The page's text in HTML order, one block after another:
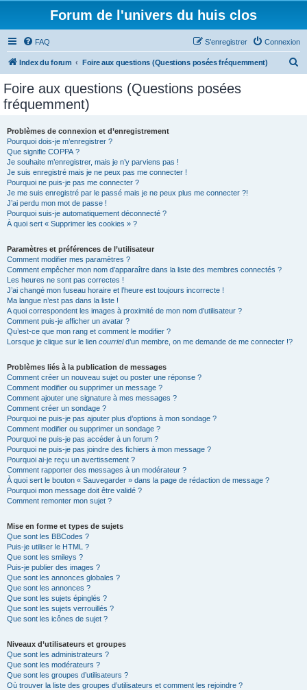
Forum de l'univers du huis clos
FAQ Connexion
S’enregistrer
Index du forum Foire aux questions (Questions posées fréquemment)
Foire aux questions (Questions posées
fréquemment)
Problèmes de connexion et d’enregistrement
Pourquoi dois-je m’enregistrer ?
Que signifie COPPA ?
Je souhaite m’enregistrer, mais je n’y parviens pas !
Je suis enregistré mais je ne peux pas me connecter !
Pourquoi ne puis-je pas me connecter ?
Je me suis enregistré par le passé mais je ne peux plus me connecter ?!
J’ai perdu mon mot de passe !
Pourquoi suis-je automatiquement déconnecté ?
À quoi sert « Supprimer les cookies » ?
Paramètres et préférences de l’utilisateur
Comment modifier mes paramètres ?
Comment empêcher mon nom d’apparaître dans la liste des membres connectés ?
Les heures ne sont pas correctes !
J’ai changé mon fuseau horaire et l’heure est toujours incorrecte !
Ma langue n’est pas dans la liste !
A quoi correspondent les images à proximité de mon nom d’utilisateur ?
Comment puis-je afficher un avatar ?
Qu’est-ce que mon rang et comment le modifier ?
Lorsque je clique sur le lien courrield’un membre, on me demande de me connecter !?
Problèmes liés à la publication de messages
Comment créer un nouveau sujet ou poster une réponse ?
Comment modifier ou supprimer un message ?
Comment ajouter une signature à mes messages ?
Comment créer un sondage ?
Pourquoi ne puis-je pas ajouter plus d’options à mon sondage ?
Comment modifier ou supprimer un sondage ?
Pourquoi ne puis-je pas accéder à un forum ?
Pourquoi ne puis-je pas joindre des fichiers à mon message ?
Pourquoi ai-je reçu un avertissement ?
Comment rapporter des messages à un modérateur ?
À quoi sert le bouton « Sauvegarder » dans la page de rédaction de message ?
Pourquoi mon message doit être validé ?
Comment remonter mon sujet ?
Mise en forme et types de sujets
Que sont les BBCodes ?
Puis-je utiliser le HTML ?
Que sont les smileys ?
Puis-je publier des images ?
Que sont les annonces globales ?
Que sont les annonces ?
Que sont les sujets épinglés ?
Que sont les sujets verrouillés ?
Que sont les icônes de sujet ?
Niveaux d’utilisateurs et groupes
Que sont les administrateurs ?
Que sont les modérateurs ?
Que sont les groupes d’utilisateurs ?
Où trouver la liste des groupes d’utilisateurs et comment les rejoindre ?